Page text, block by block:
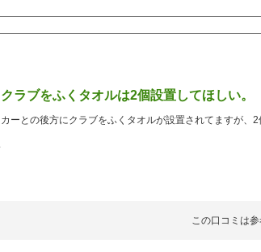
クラブをふくタオルは2個設置してほしい。
カーとの後方にクラブをふくタオルが設置されてますが、2
この口コミは